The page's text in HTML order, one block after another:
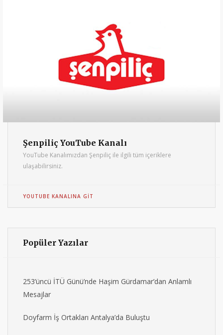
Şenpiliç YouTube Kanalı
YouTube Kanalımızdan Şenpiliç ile ilgili tüm içeriklere
ulaşabilirsiniz.
YOUTUBE KANALINA GIT
Popüler Yazılar
253’üncü İTÜ Günü’nde Haşim Gürdamar’dan Anlamlı
Mesajlar
Doyfarm İş Ortakları Antalya’da Buluştu